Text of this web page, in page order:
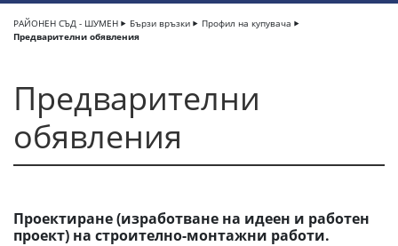
РАЙОНЕН СЪД - ШУМЕН Бързи връзки
Профил на купувача
Предварителни обявления
Предварителни
обявления
Проектиране (изработване на идеен и работен
проект) на строително-монтажни работи.